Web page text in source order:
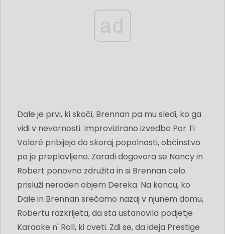
ad
Dale je prvi, ki skoči, Brennan pa mu sledi, ko ga
vidi v nevarnosti. Improvizirano izvedbo Por Ti
Volaré pribijejo do skoraj popolnosti, občinstvo
pa je preplavljeno. Zaradi dogovora se Nancy in
Robert ponovno združita in si Brennan celo
prisluži neroden objem Dereka. Na koncu, ko
Dale in Brennan srečamo nazaj v njunem domu,
Robertu razkrijeta, da sta ustanovila podjetje
Karaoke n' Roll, ki cveti. Zdi se, da ideja Prestige